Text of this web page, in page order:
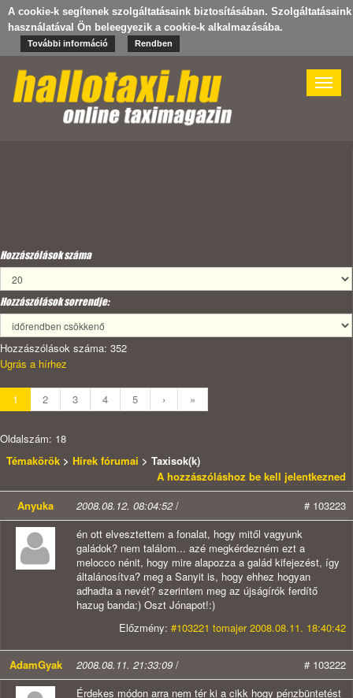
A cookie-k segítenek szolgáltatásaink biztosításában. Szolgáltatásaink
használatával Ön beleegyezik a cookie-k alkalmazásába.
További információ Rendben
Toggle
Hozzászólások száma
Hozzászólások sorrendje:
Hozzászólások száma: 352
Ugrás a hírhez
1 2 3 4 5 › »
Oldalszám: 18
Témakörök > Hírek fórumai > Taxisok(k)
A hozzászóláshoz be kell jelentkezned
Anyuka
2008.08.12. 08:04:52/
# 103223
én ott elvesztettem a fonalat, hogy mitől vagyunk
galádok? nem találom... azé megkérdezném ezt a
melocco nénit, hogy mire alapozza a galád kifejezést, így
általánosítva? meg a Sanyit is, hogy ehhez hogyan
adhadta a nevét? szerintem meg az újságírók ferdítő
hazug banda:) Oszt Jónapot!:)
Előzmény: #103221 tomajer 2008.08.11. 18:40:42
AdamGyak 2008.08.11. 21:33:09 /
# 103222
Érdekes módon arra nem tér ki a cikk hogy pénzbüntetést